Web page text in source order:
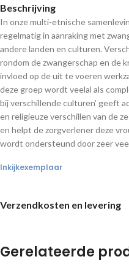
Beschrijving
In onze multi-etnische
regelmatig in aanraking met
andere landen en culturen.
rondom de zwangerschap en de
invloed op de uit te voeren
deze groep wordt veelal als
bij verschillende culturen’ geeft
en religieuze verschillen van de
en helpt de zorgverlener deze
wordt ondersteund door zeer
Inkijkexemplaar
Verzendkosten en levering
Gerelateerde